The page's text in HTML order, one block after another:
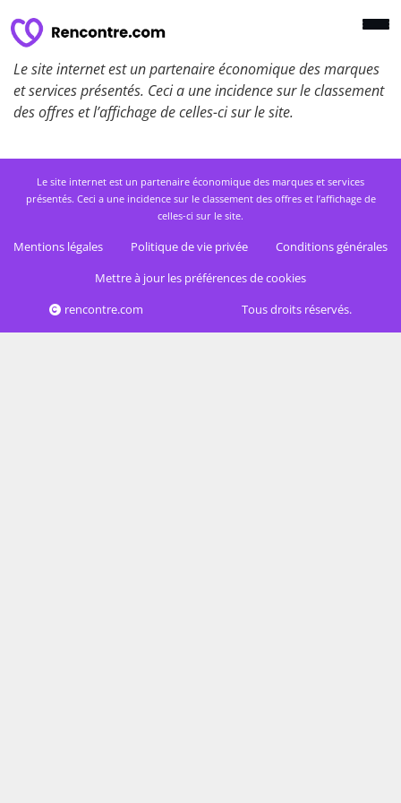
Le site internet est un partenaire économique des marques
et services présentés. Ceci a une incidence sur le classement
des offres et l’affichage de celles-ci sur le site.
Le site internet est un partenaire économique des marques et services
présentés. Ceci a une incidence sur le classement des offres et l’affichage de
celles-ci sur le site.
Mentions légales Politique de vie privée
Conditions générales
Mettre à jour les préférences de cookies
rencontre.com
Tous droits réservés.